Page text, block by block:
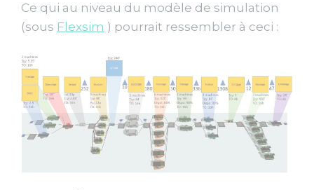
Ce qui au niveau du modèle de simulation
(sous Flexsim ) pourrait ressembler à ceci :